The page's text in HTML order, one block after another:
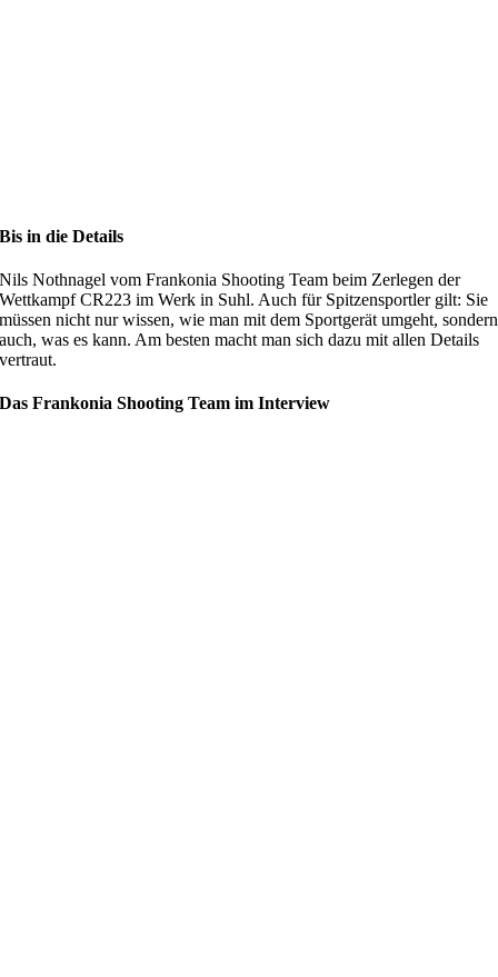
Bis in die Details
Nils Nothnagel vom Frankonia Shooting Team beim Zerlegen der
Wettkampf CR223 im Werk in Suhl. Auch für Spitzensportler gilt: Sie
müssen nicht nur wissen, wie man mit dem Sportgerät umgeht, sondern
auch, was es kann. Am besten macht man sich dazu mit allen Details
vertraut.
Das Frankonia Shooting Team im Interview